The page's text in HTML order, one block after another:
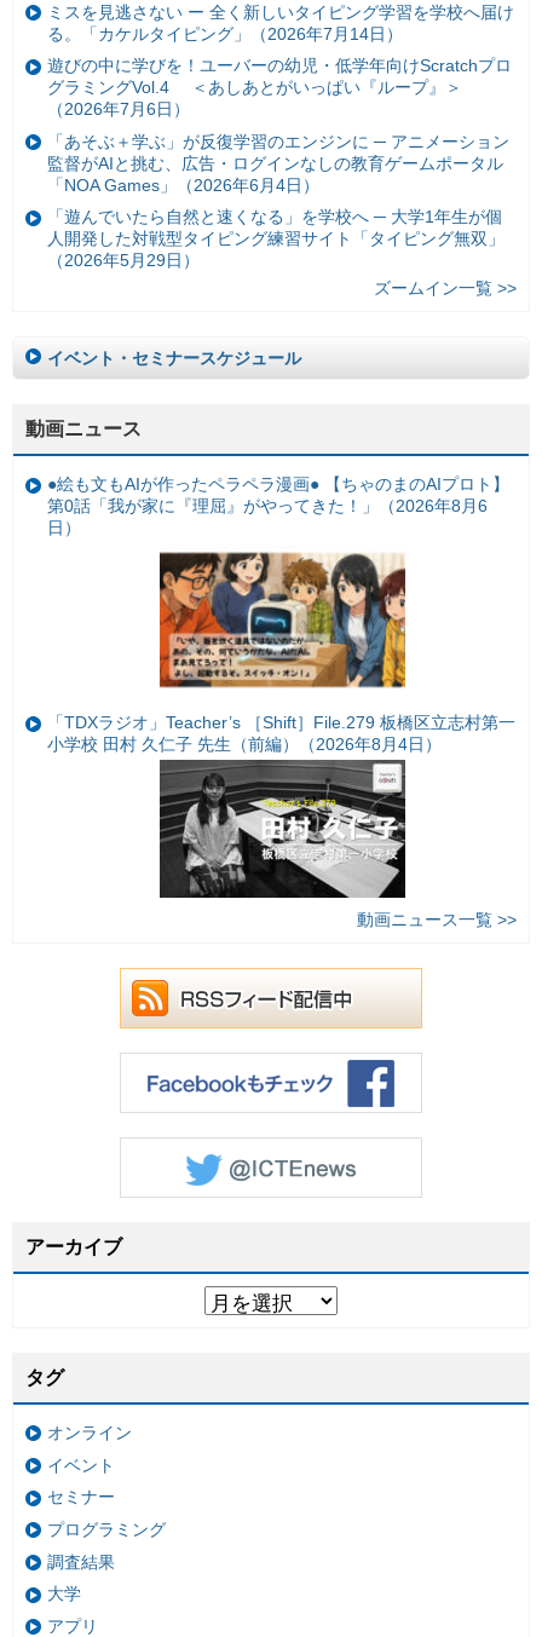
ミスを見逃さない ー 全く新しいタイピング学習を学校へ届け
る。「カケルタイピング」（2026年7月14日）
遊びの中に学びを！ユーバーの幼児・低学年向けScratchプロ
グラミングVol.4 ＜あしあとがいっぱい『ループ』＞
（2026年7月6日）
「あそぶ＋学ぶ」が反復学習のエンジンに ─ アニメーション
監督がAIと挑む、広告・ログインなしの教育ゲームポータル
「NOA Games」（2026年6月4日）
「遊んでいたら自然と速くなる」を学校へ ─ 大学1年生が個
人開発した対戦型タイピング練習サイト「タイピング無双」
（2026年5月29日）
ズームイン一覧 >>
イベント・セミナースケジュール
動画ニュース
●絵も文もAIが作ったペラペラ漫画● 【ちゃのまのAIプロト】
第0話「我が家に『理屈』がやってきた！」（2026年8月6
日）
「TDXラジオ」Teacher’s ［Shift］File.279 板橋区立志村第一
小学校 田村 久仁子 先生（前編）（2026年8月4日）
動画ニュース一覧 >>
アーカイブ
タグ
オンライン
イベント
セミナー
プログラミング
調査結果
大学
アプリ